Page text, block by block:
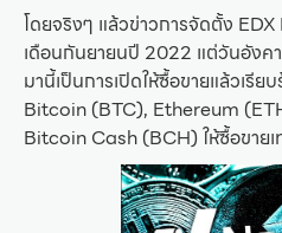
โดยจริงๆ แล้วข่าวการจัดตั้ง
เดือนกันยายนปี 2022 แต่วันอัง
มานี้เป็นการเปิดให้ซื้อขายแล้วเรีย
Bitcoin (BTC), Ethereum
Bitcoin Cash (BCH) ให้ซื้อขายเ